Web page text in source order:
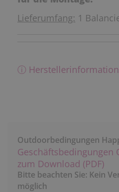
Lieferumfang: 1
ⓘ
Outdoorbedingungen
Geschäftsbedingungen
zum Download (PDF)
Bitte beachten Sie: Kein
möglich